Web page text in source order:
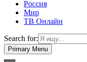
Россия
Мир
ТВ Онлайн
Search for:
Primary Menu